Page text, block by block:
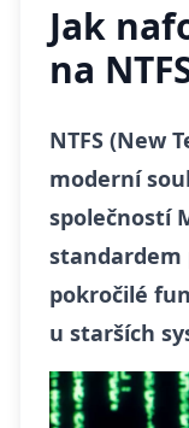
Jak
na
NTFS (New
moderní
společností
standardem
pokročilé
u starších